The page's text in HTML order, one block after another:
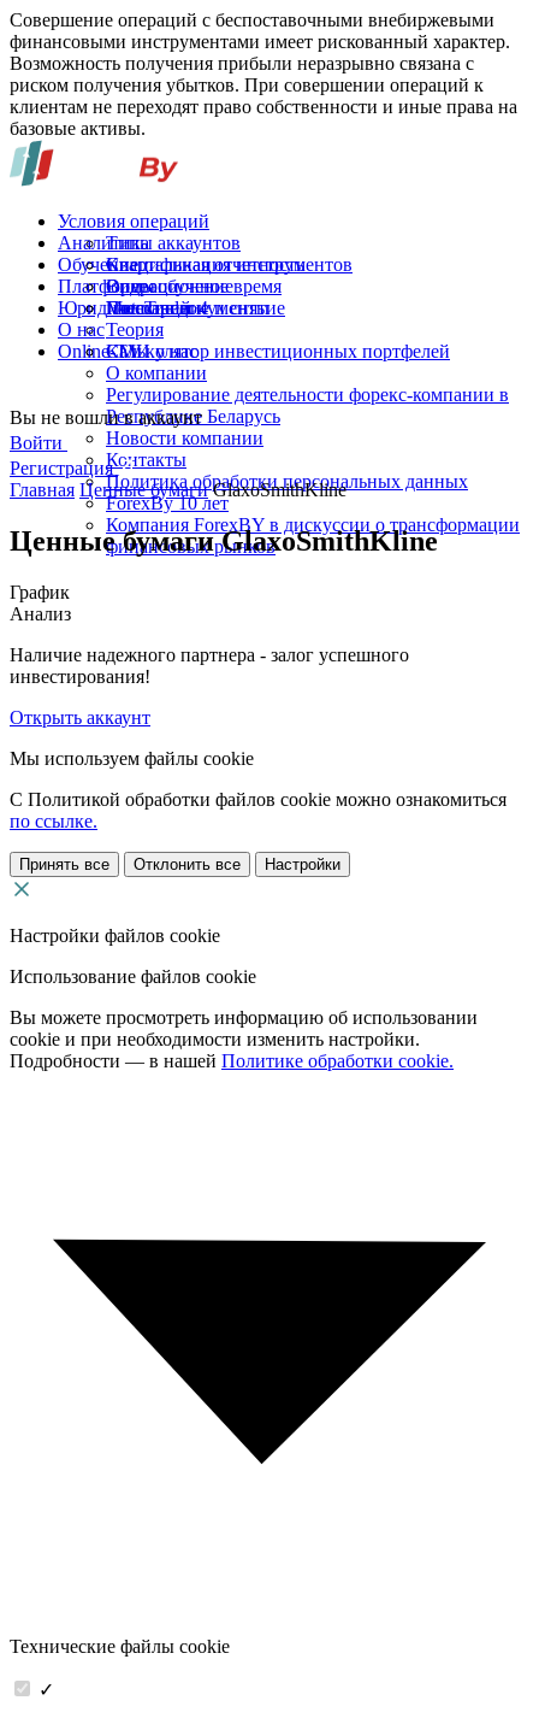
Совершение операций с беспоставочными внебиржевыми
финансовыми инструментами имеет рискованный характер.
Возможность получения прибыли неразрывно связана с
риском получения убытков. При совершении операций к
клиентам не переходят право собственности и иные права на
базовые активы.
Условия операций
Типы аккаунтов
Спецификация инструментов
Операционное время
Пополнение и снятие
Аналитика
Квартальная отчетность
Обучение
Видеообучение
Глоссарий
Теория
Калькулятор инвестиционных портфелей
Платформы
MetaTrader 4
Юридические документы
О нас
СМИ о нас
О компании
Регулирование деятельности форекс-компании в
Республике Беларусь
Новости компании
Контакты
Политика обработки персональных данных
ForexBy 10 лет
Компания ForexBY в дискуссии о трансформации
финансовых рынков
Online-TV
Вы не вошли в аккаунт
Войти
Регистрация
Главная Ценные бумаги GlaxoSmithKline
Ценные бумаги GlaxoSmithKline
График
Анализ
Наличие надежного партнера - залог успешного
инвестирования!
Открыть аккаунт
Мы используем файлы cookie
С Политикой обработки файлов cookie можно ознакомиться
по ссылке.
Принять все Отклонить все Настройки
Настройки файлов cookie
Использование файлов cookie
Вы можете просмотреть информацию об использовании
cookie и при необходимости изменить настройки.
Подробности — в нашей Политике обработки cookie.
Технические файлы cookie
✓